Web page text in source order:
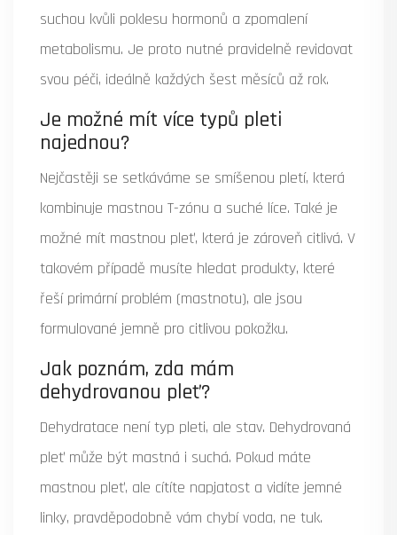
suchou kvůli poklesu hormonů a zpomalení
metabolismu. Je proto nutné pravidelně revidovat
svou péči, ideálně každých šest měsíců až rok.
Je možné mít více typů pleti
najednou?
Nejčastěji se setkáváme se smíšenou pletí, která
kombinuje mastnou T-zónu a suché líce. Také je
možné mít mastnou pleť, která je zároveň citlivá. V
takovém případě musíte hledat produkty, které
řeší primární problém (mastnotu), ale jsou
formulované jemně pro citlivou pokožku.
Jak poznám, zda mám
dehydrovanou pleť?
Dehydratace není typ pleti, ale stav. Dehydrovaná
pleť může být mastná i suchá. Pokud máte
mastnou pleť, ale cítíte napjatost a vidíte jemné
linky, pravděpodobně vám chybí voda, ne tuk.